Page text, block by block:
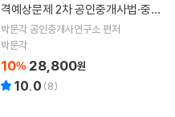
격예상문제 2차 공인중개사법·중개
실무
박문각 공인중개사연구소 편저
박문각
10% 28,800원
10.0 (8)